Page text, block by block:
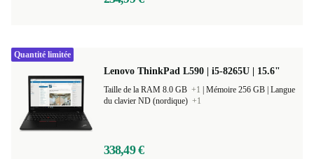
Lenovo ThinkPad L590 | i5-8265U | 15.6"
Taille de la RAM 8.0 GB +1
Langue
du clavier ND (nordique) +1
338,49 €
Quantité limitée